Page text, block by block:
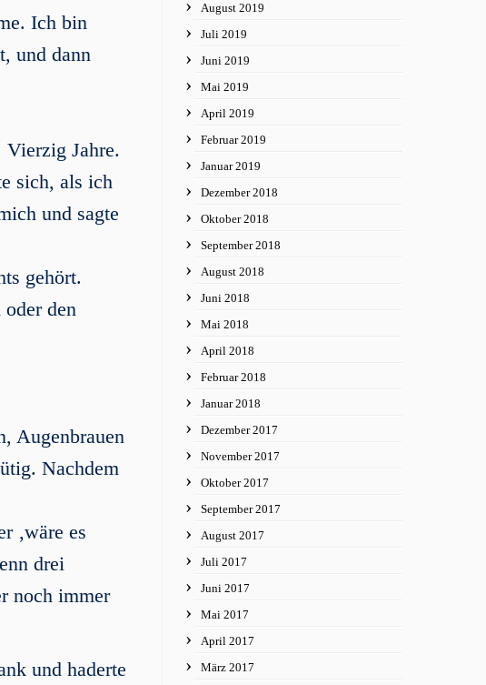
Ich bin
und dann
Vierzig Jahre.
sich, als ich
und sagte
gehört.
den
Augenbrauen
Nachdem
‚wäre es
drei
noch immer
und haderte
August 2019
Juli 2019
Juni 2019
Mai 2019
April 2019
Februar 2019
Januar 2019
Dezember 2018
Oktober 2018
September 2018
August 2018
Juni 2018
Mai 2018
April 2018
Februar 2018
Januar 2018
Dezember 2017
November 2017
Oktober 2017
September 2017
August 2017
Juli 2017
Juni 2017
Mai 2017
April 2017
März 2017